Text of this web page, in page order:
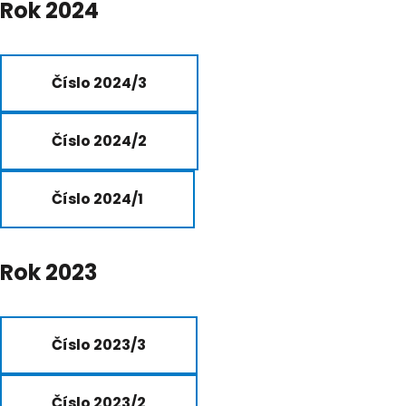
Rok 2024
Číslo 2024/3
Číslo 2024/2
Číslo 2024/1
Rok 2023
Číslo 2023/3